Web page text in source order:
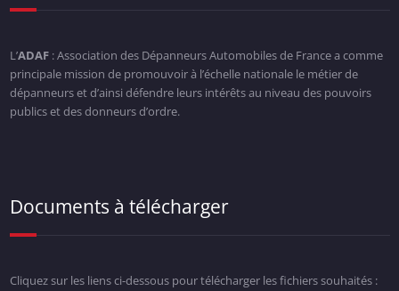
L’ADAF: Association des Dépanneurs Automobiles de France a comme
principale mission de promouvoir à l’échelle nationale le métier de
dépanneurs et d’ainsi défendre leurs intérêts au niveau des pouvoirs
publics et des donneurs d’ordre.
Documents à télécharger
Cliquez sur les liens ci-dessous pour télécharger les fichiers souhaités :